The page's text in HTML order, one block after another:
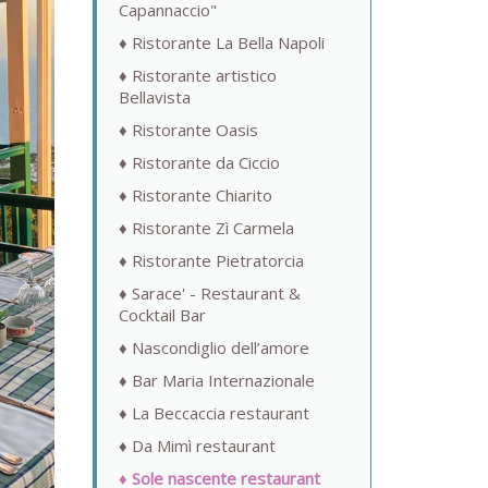
Capannaccio"
Ristorante La Bella Napoli
Ristorante artistico
Bellavista
Ristorante Oasis
Ristorante da Ciccio
Ristorante Chiarito
Ristorante Zì Carmela
Ristorante Pietratorcia
Sarace' - Restaurant &
Cocktail Bar
Nascondiglio dell’amore
Bar Maria Internazionale
La Beccaccia restaurant
Da Mimì restaurant
Sole nascente restaurant